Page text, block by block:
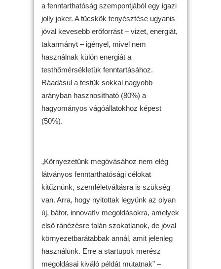
a fenntarthatóság szempontjából egy igazi
jolly joker. A tücskök tenyésztése ugyanis
jóval kevesebb erőforrást – vizet, energiát,
takarmányt – igényel, mivel nem
használnak külön energiát a
testhőmérsékletük fenntartásához.
Ráadásul a testük sokkal nagyobb
arányban hasznosítható (80%) a
hagyományos vágóállatokhoz képest
(50%).
„Környezetünk megóvásához nem elég
látványos fenntarthatósági célokat
kitűznünk, szemléletváltásra is szükség
van. Arra, hogy nyitottak legyünk az olyan
új, bátor, innovatív megoldásokra, amelyek
első ránézésre talán szokatlanok, de jóval
környezetbarátabbak annál, amit jelenleg
használunk. Erre a startupok merész
megoldásai kiváló példát mutatnak” –